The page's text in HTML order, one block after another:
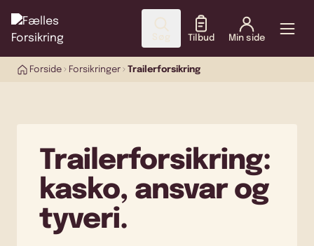
Søg Tilbud Min side
Forside Forsikringer Trailerforsikring
Trailerforsikring:
kasko, ansvar og
tyveri.